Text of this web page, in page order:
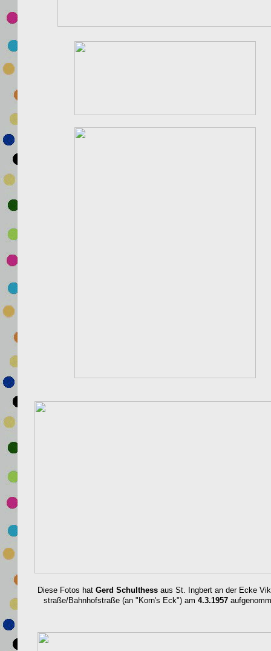
Diese Fotos hat Gerd Schulthess aus St. Ingbert an der Ecke
straße/Bahnhofstraße (an "Korn's Eck") am 4.3.1957